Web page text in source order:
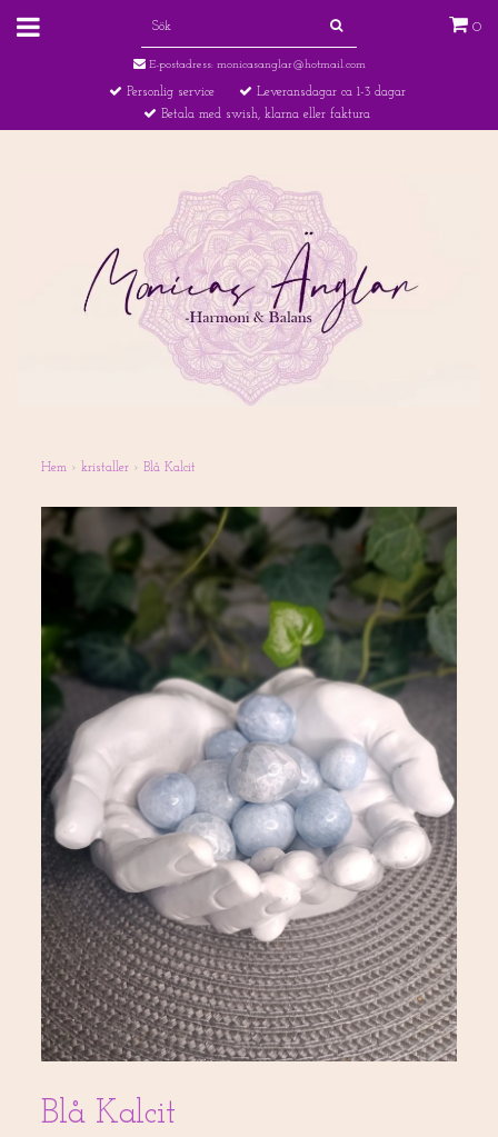
0
E-postadress: monicasanglar@hotmail.com
Personlig service
Leveransdagar ca 1-3 dagar
Betala med swish, klarna eller faktura
Hem › kristaller › Blå Kalcit
Blå Kalcit